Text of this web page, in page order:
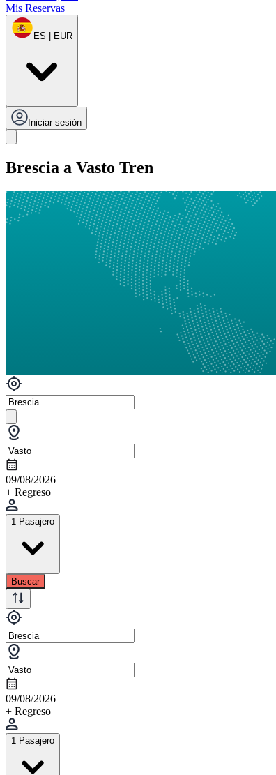
Mis Reservas
ES | EUR
Iniciar sesión
Brescia a Vasto Tren
09/08/2026
+ Regreso
1 Pasajero
Buscar
09/08/2026
+ Regreso
1 Pasajero